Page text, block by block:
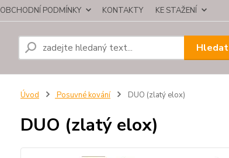
OBCHODNÍ PODMÍNKY KONTAKTY KE STAŽENÍ
Hledat
Úvod Posuvné kování DUO (zlatý elox)
DUO (zlatý elox)